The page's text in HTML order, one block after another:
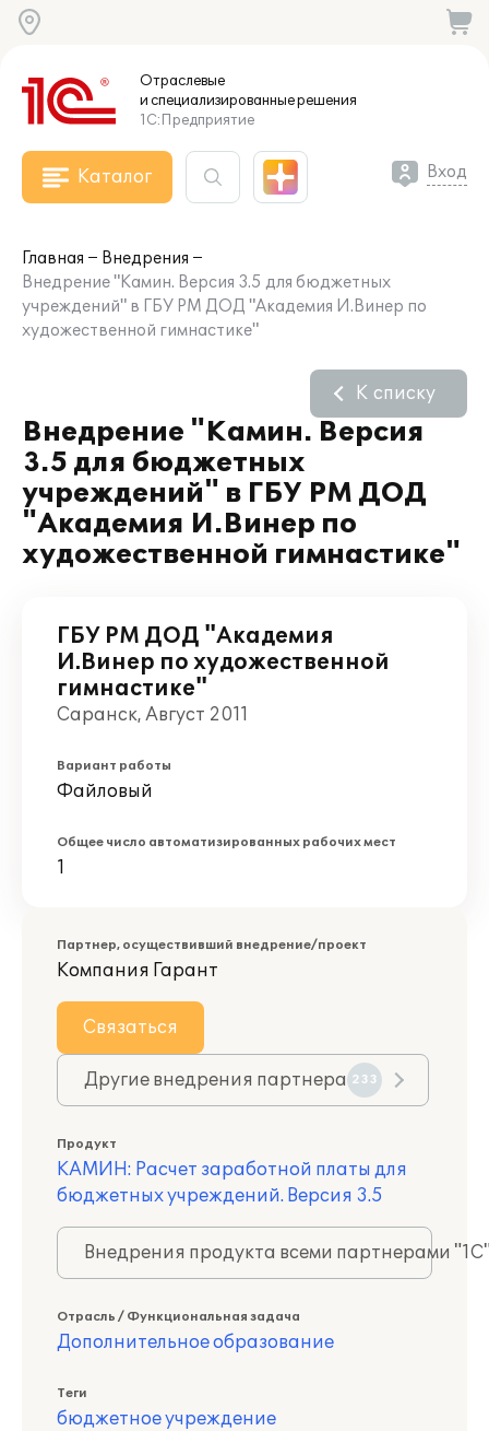
Отраслевые
и специализированныерешения
1С:Предприятие
Каталог Вход
Главная
Внедрения
Внедрение "Камин. Версия 3.5 для бюджетных
учреждений" в ГБУ РМ ДОД "Академия И.Винер по
художественной гимнастике"
Внедрение "Камин. Версия
3.5 для бюджетных
учреждений" в ГБУ РМ ДОД
"Академия И.Винер по
художественной гимнастике"
К списку
ГБУ РМ ДОД "Академия
И.Винер по художественной
гимнастике"
Саранск, Август 2011
Вариант работы
Файловый
Общее число автоматизированных рабочих мест
1
Партнер, осуществивший внедрение/проект
Компания Гарант
Связаться
Другие внедрения партнера 233
Продукт
КАМИН: Расчет заработной платы для
бюджетных учреждений. Версия 3.5
Внедрения продукта всеми партнерами
Отрасль / Функциональная задача
Дополнительное образование
Теги
бюджетное учреждение